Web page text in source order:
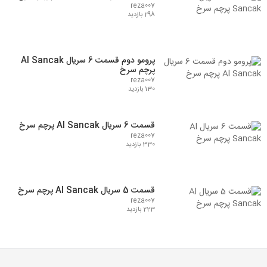
reza007
298 بازدید
پرومو دوم قسمت 6 سریال Al Sancak
پرچم سرخ
reza007
130 بازدید
قسمت 6 سریال Al Sancak پرچم سرخ
reza007
330 بازدید
قسمت 5 سریال Al Sancak پرچم سرخ
reza007
223 بازدید